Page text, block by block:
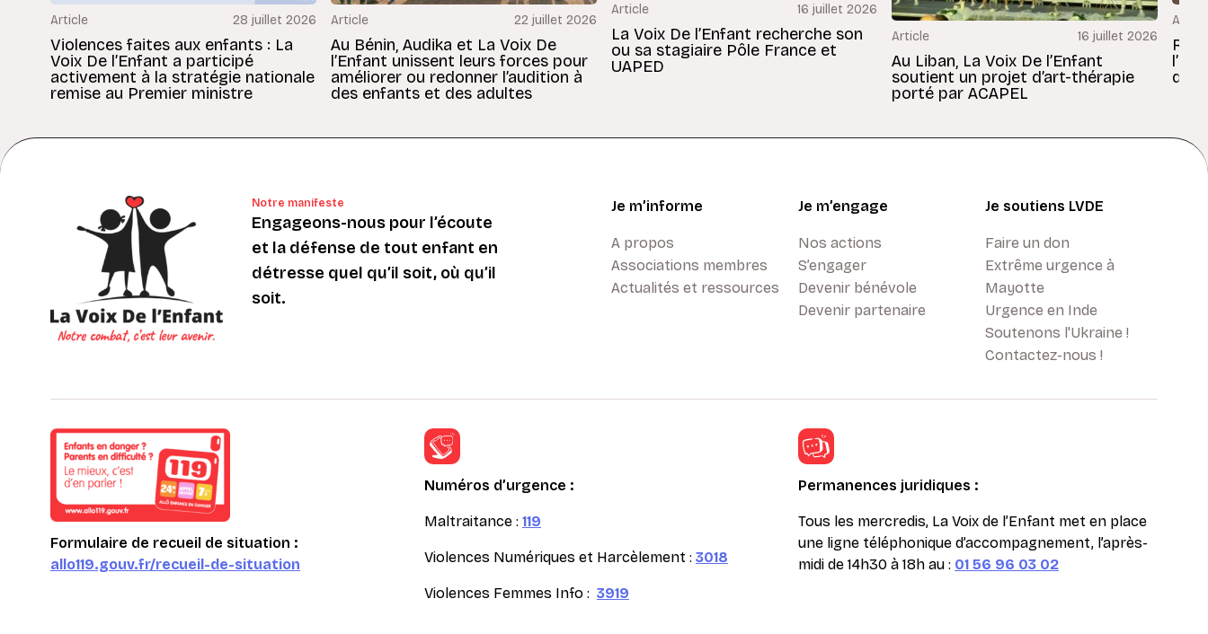
Article 28 juillet 2026
Violences faites aux enfants : La
Voix De l’Enfant a participé
activement à la stratégie nationale
remise au Premier ministre
Article 22 juillet 2026
Au Bénin, Audika et La Voix De
l’Enfant unissent leurs forces pour
améliorer ou redonner l’audition à
des enfants et des adultes
Article 16 juillet 2026
La Voix De l’Enfant recherche son
ou sa stagiaire Pôle France et
UAPED
Article 16 juillet 2026
Au Liban, La Voix De l’Enfant
soutient un projet d’art-thérapie
porté par ACAPEL
Notre manifeste
Engageons-nous pour l’écoute
et la défense de tout enfant en
détresse quel qu’il soit, où qu’il
soit.
Je m’informe
A propos
Associations membres
Actualités et ressources
Je m’engage
Nos actions
S’engager
Devenir bénévole
Devenir partenaire
Je soutiens LVDE
Faire un don
Extrême urgence à
Mayotte
Urgence en Inde
Soutenons l'Ukraine !
Contactez-nous !
Formulaire de recueil de situation :
allo119.gouv.fr/recueil-de-situation
Numéros d’urgence :
Maltraitance : 119
Violences Numériques et Harcèlement : 3018
Violences Femmes Info : 3919
Permanences juridiques :
Tous les mercredis, La Voix de l’Enfant met en place
une ligne téléphonique d’accompagnement, l’après-
midi de 14h30 à 18h au : 01 56 96 03 02